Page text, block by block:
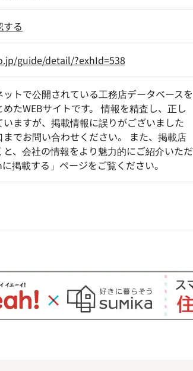
る
guide/detail/?exhId=538
トで公開されている工務店データベースを
たWEBサイトです。 情報を精査し、正し
ますが、掲載情報に誤りがございました
までお問い合わせください。 また、掲載店
、会社の情報をより魅力的にご紹介いただ
掲載する」ページをご覧ください。